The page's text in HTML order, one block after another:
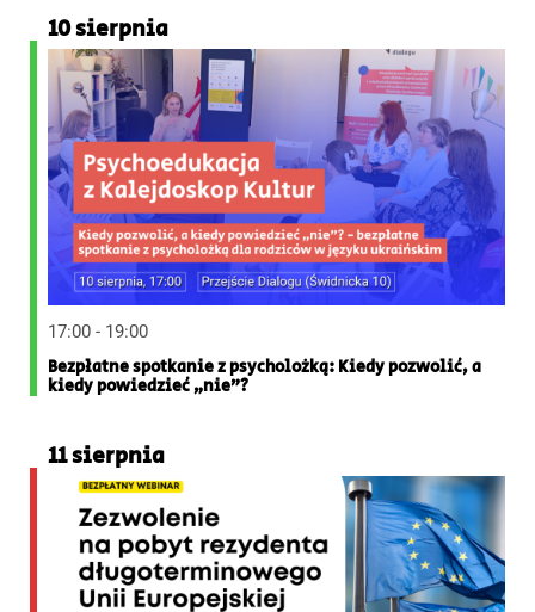
10 sierpnia
17:00 - 19:00
Bezpłatne spotkanie z psycholożką: Kiedy pozwolić, a
kiedy powiedzieć „nie”?
11 sierpnia